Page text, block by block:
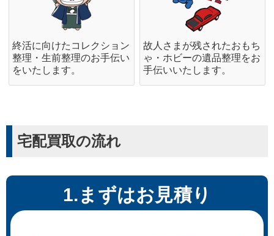
終活に向けたコレクション
整理・生前整理のお手伝い
をいたします。
故人さまが残されたおもち
ゃ・ホビーの遺品整理をお
手伝いいたします。
宅配買取の流れ
1.まずはお見積り